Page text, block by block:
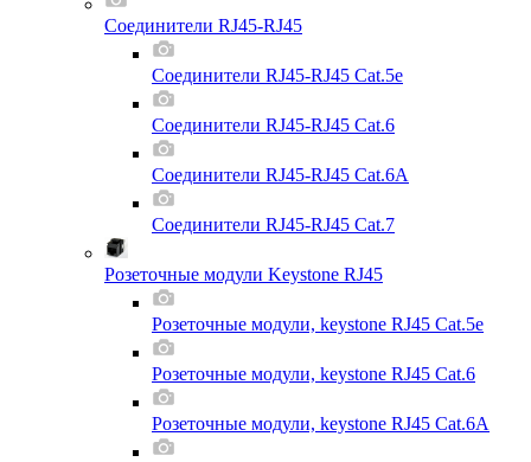
Соединители RJ45-RJ45
Соединители RJ45-RJ45 Cat.5e
Соединители RJ45-RJ45 Cat.6
Соединители RJ45-RJ45 Cat.6A
Соединители RJ45-RJ45 Cat.7
Розеточные модули Keystone RJ45
Розеточные модули, keystone RJ45 Cat.5e
Розеточные модули, keystone RJ45 Cat.6
Розеточные модули, keystone RJ45 Cat.6A